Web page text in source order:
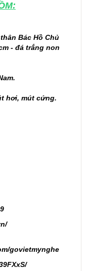
Bác Hồ Chủ
- đá trắng non
hơi, mút cứng.
govietmynghe